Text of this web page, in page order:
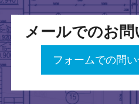
メールでのお問
フォームでの問